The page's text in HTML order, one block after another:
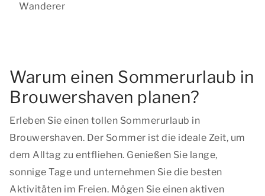
Wanderer
Warum einen Sommerurlaub in
Brouwershaven planen?
Erleben Sie einen tollen Sommerurlaub in
Brouwershaven. Der Sommer ist die ideale Zeit, um
dem Alltag zu entfliehen. Genießen Sie lange,
sonnige Tage und unternehmen Sie die besten
Aktivitäten im Freien. Mögen Sie einen aktiven